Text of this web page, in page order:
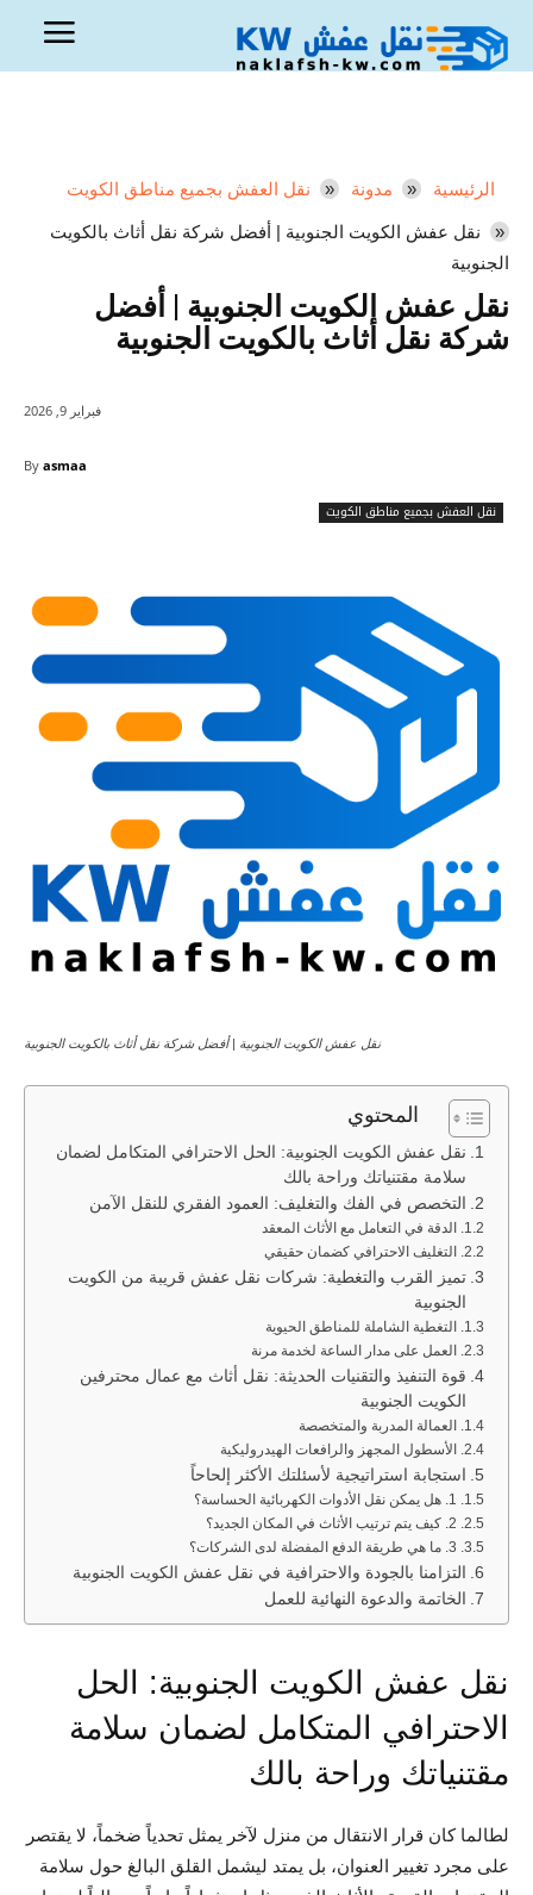
الرئيسية مدونة نقل العفش بجميع مناطق الكويت
نقل عفش الكويت الجنوبية | أفضل شركة نقل أثاث بالكويت
الجنوبية
نقل عفش الكويت الجنوبية | أفضل
شركة نقل أثاث بالكويت الجنوبية
فبراير 9, 2026
By asmaa
نقل العفش بجميع مناطق الكويت
نقل عفش الكويت الجنوبية | أفضل شركة نقل أثاث بالكويت الجنوبية
المحتوي
نقل عفش الكويت الجنوبية: الحل الاحترافي المتكامل لضمان
سلامة مقتنياتك وراحة بالك
التخصص في الفك والتغليف: العمود الفقري للنقل الآمن
الدقة في التعامل مع الأثاث المعقد
التغليف الاحترافي كضمان حقيقي
تميز القرب والتغطية: شركات نقل عفش قريبة من الكويت
الجنوبية
التغطية الشاملة للمناطق الحيوية
العمل على مدار الساعة لخدمة مرنة
قوة التنفيذ والتقنيات الحديثة: نقل أثاث مع عمال محترفين
الكويت الجنوبية
العمالة المدربة والمتخصصة
الأسطول المجهز والرافعات الهيدروليكية
استجابة استراتيجية لأسئلتك الأكثر إلحاحاً
1. هل يمكن نقل الأدوات الكهربائية الحساسة؟
2. كيف يتم ترتيب الأثاث في المكان الجديد؟
3. ما هي طريقة الدفع المفضلة لدى الشركات؟
التزامنا بالجودة والاحترافية في نقل عفش الكويت الجنوبية
الخاتمة والدعوة النهائية للعمل
نقل عفش الكويت الجنوبية: الحل
الاحترافي المتكامل لضمان سلامة
مقتنياتك وراحة بالك
لطالما كان قرار الانتقال من منزل لآخر يمثل تحدياً ضخماً، لا يقتصر
على مجرد تغيير العنوان، بل يمتد ليشمل القلق البالغ حول سلامة